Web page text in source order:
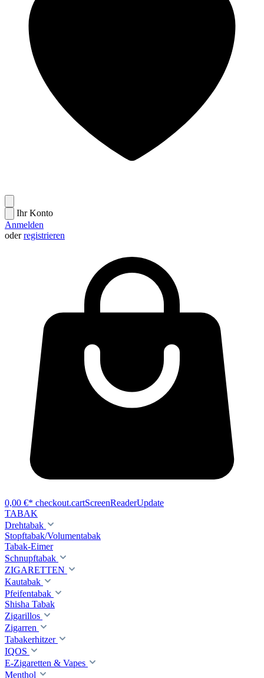
Ihr Konto
Anmelden
oderregistrieren
0,00 €* checkout.cartScreenReaderUpdate
TABAK
Drehtabak
Stopftabak/Volumentabak
Tabak-Eimer
Schnupftabak
ZIGARETTEN
Kautabak
Pfeifentabak
Shisha Tabak
Zigarillos
Zigarren
Tabakerhitzer
IQOS
E-Zigaretten & Vapes
Menthol